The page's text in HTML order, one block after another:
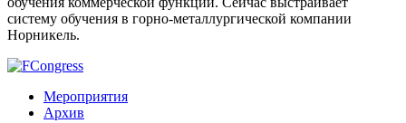
систему обучения в горно-металлургической компании
Норникель.
Мероприятия
Архив